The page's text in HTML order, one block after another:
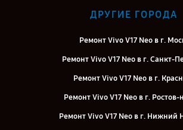
ДРУГИЕ ГОРОДА
Ремонт Vivo V17 Neo в г.
Ремонт Vivo V17 Neo в г. Санкт-
Ремонт Vivo V17 Neo в г.
Ремонт Vivo V17 Neo в г.
Ремонт Vivo V17 Neo в г. Нижний